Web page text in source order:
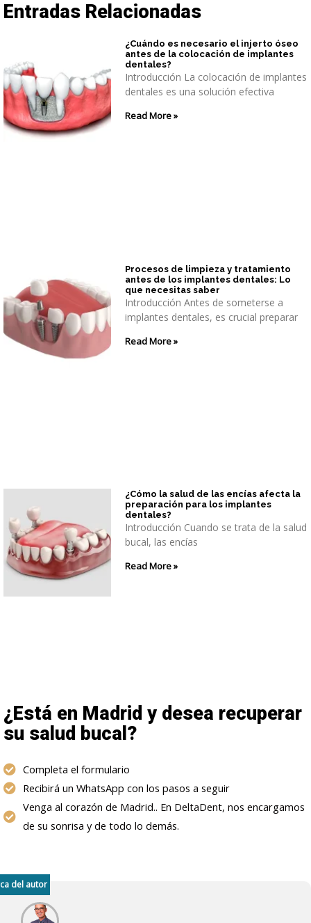
Entradas Relacionadas
¿Cuándo es necesario el injerto óseo
antes de la colocación de implantes
dentales?
Introducción La colocación de implantes
dentales es una solución efectiva
Read More »
Procesos de limpieza y tratamiento
antes de los implantes dentales: Lo
que necesitas saber
Introducción Antes de someterse a
implantes dentales, es crucial preparar
Read More »
¿Cómo la salud de las encías afecta la
preparación para los implantes
dentales?
Introducción Cuando se trata de la salud
bucal, las encías
Read More »
¿Está en Madrid y desea recuperar
su salud bucal?
Completa el formulario
Recibirá un WhatsApp con los pasos a seguir
Venga al corazón de Madrid.. En DeltaDent, nos encargamos
de su sonrisa y de todo lo demás.
del autor